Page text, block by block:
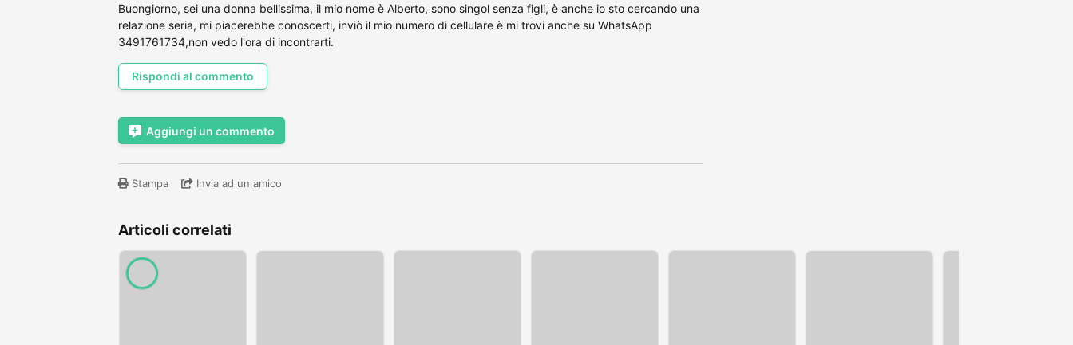
Buongiorno, sei una donna bellissima, il mio nome è Alberto, sono singol senza figli, è anche io sto cercando una
relazione seria, mi piacerebbe conoscerti, inviò il mio numero di cellulare è mi trovi anche su WhatsApp
3491761734,non vedo l'ora di incontrarti.
Rispondi al commento
Aggiungi un commento
Stampa Invia ad un amico
Articoli correlati